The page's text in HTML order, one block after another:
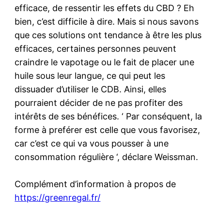
efficace, de ressentir les effets du CBD ? Eh
bien, c’est difficile à dire. Mais si nous savons
que ces solutions ont tendance à être les plus
efficaces, certaines personnes peuvent
craindre le vapotage ou le fait de placer une
huile sous leur langue, ce qui peut les
dissuader d’utiliser le CDB. Ainsi, elles
pourraient décider de ne pas profiter des
intérêts de ses bénéfices. ‘ Par conséquent, la
forme à preférer est celle que vous favorisez,
car c’est ce qui va vous pousser à une
consommation régulière ‘, déclare Weissman.
Complément d’information à propos de
https://greenregal.fr/